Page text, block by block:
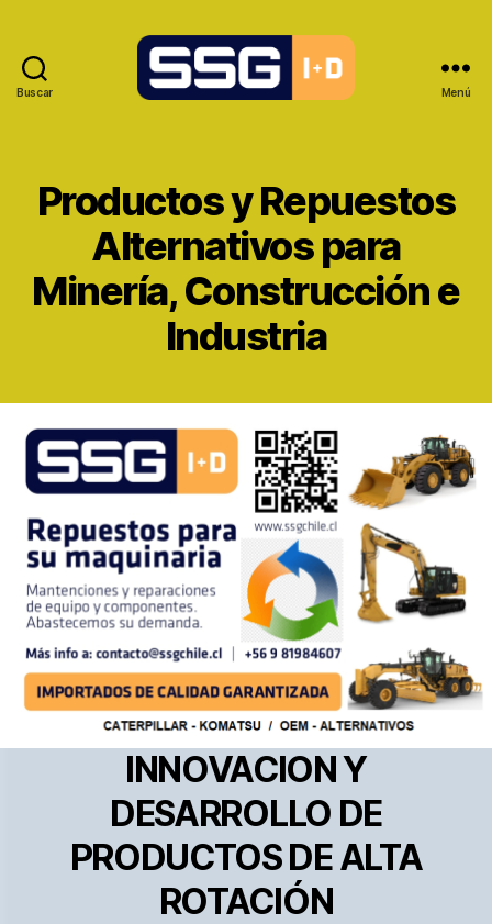
Buscar Menú
Productos y Repuestos
Alternativos para
Minería, Construcción e
Industria
INNOVACION Y
DESARROLLO DE
PRODUCTOS DE ALTA
ROTACIÓN